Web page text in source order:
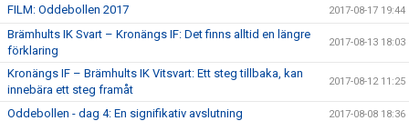
FILM: Oddebollen 2017 2017-08-17 19:44
Brämhults IK Svart – Kronängs IF: Det finns alltid en längre
förklaring
2017-08-13 18:03
Kronängs IF – Brämhults IK Vitsvart: Ett steg tillbaka, kan
innebära ett steg framåt
2017-08-12 11:25
Oddebollen - dag 4: En signifikativ avslutning 2017-08-08 18:36